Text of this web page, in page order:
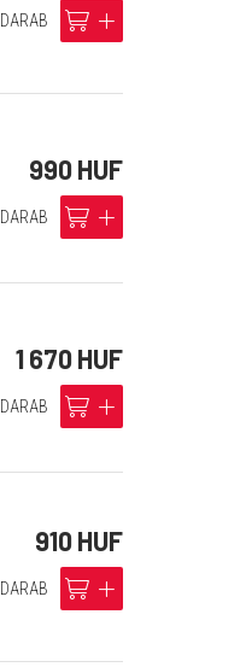
DARAB cart add
990 HUF
DARAB cart add
1 670 HUF
DARAB cart add
910 HUF
DARAB cart add